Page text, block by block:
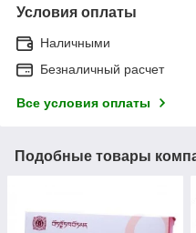
Условия оплаты
Наличными
Безналичный расчет
Все условия оплаты
Подобные товары